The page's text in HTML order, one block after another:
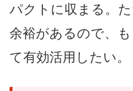
パクトに収まる。
余裕があるので、
て有効活用したい。